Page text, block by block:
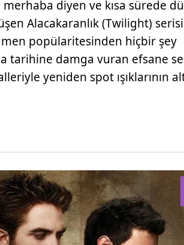
merhaba diyen ve kısa sürede
Alacakaranlık (Twilight)
popülaritesinden hiçbir şey
tarihine damga vuran efsane
yeniden spot ışıklarının